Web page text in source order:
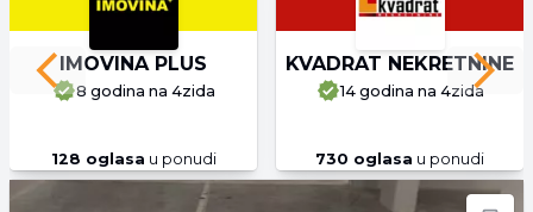
IMOVINA PLUS
8 godina na 4zida
128 oglasa u ponudi
KVADRAT NEKRETNINE
14 godina na 4zida
730 oglasa u ponudi
Previous slide Next